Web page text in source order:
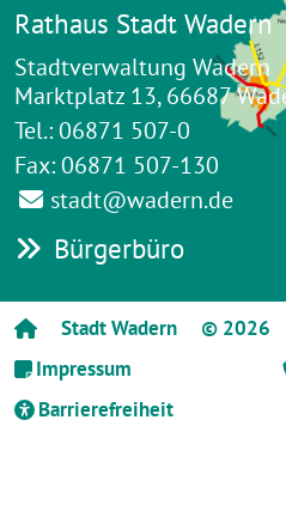
Rathaus Stadt Wadern
Stadtverwaltung Wadern
Marktplatz 13, 66687
Tel.: 06871 507-0
Fax: 06871 507-130
stadt@wadern.de
Bürgerbüro
Stadt Wadern
© 2026
Impressum
Barrierefreiheit